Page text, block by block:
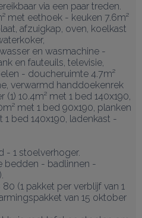
via een paar treden.
met eethoek - keuken 7.6m²
afzuigkap, oven, koelkast
en wasmachine -
en fauteuils, televisie,
- doucheruimte 4.7m²
verwarmd handdoekenrek
10.4m² met 1 bed 140x190,
met 1 bed 90x190, planken
1 bed 140x190, ladenkast -
- 1 stoelverhoger.
bedden - badlinnen -
(1 pakket per verblijf van 1
van 15 oktober